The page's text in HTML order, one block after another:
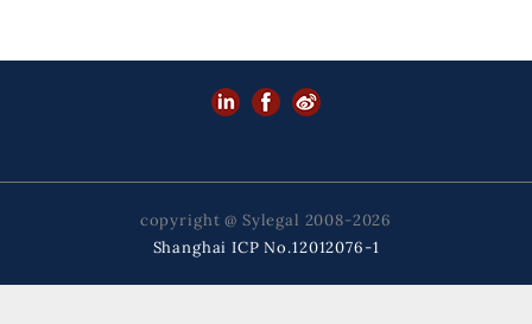
copyright @ Sylegal 2008-2026
Shanghai ICP No.12012076-1